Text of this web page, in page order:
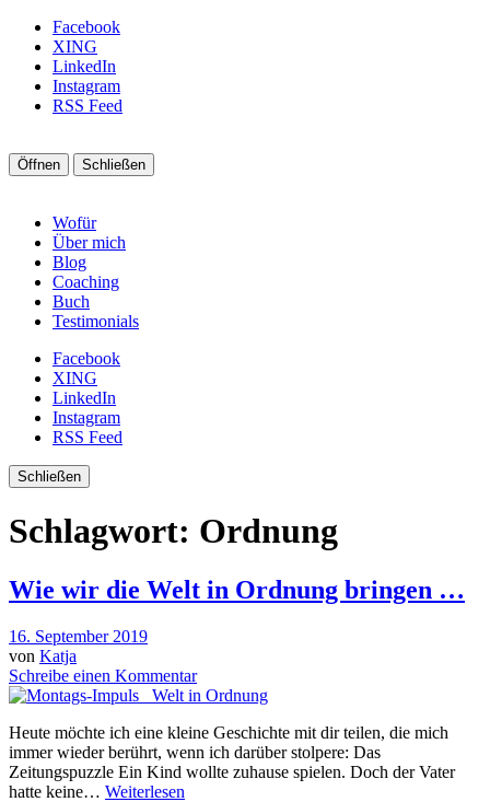
Facebook
XING
LinkedIn
Instagram
RSS Feed
Öffnen Schließen
Wofür
Über mich
Blog
Coaching
Buch
Testimonials
Facebook
XING
LinkedIn
Instagram
RSS Feed
Schließen
Schlagwort: Ordnung
Wie wir die Welt in Ordnung bringen …
16. September 2019
von Katja
Schreibe einen Kommentar
Heute möchte ich eine kleine Geschichte mit dir teilen, die mich
immer wieder berührt, wenn ich darüber stolpere: Das
Zeitungspuzzle Ein Kind wollte zuhause spielen. Doch der Vater
hatte keine… Weiterlesen